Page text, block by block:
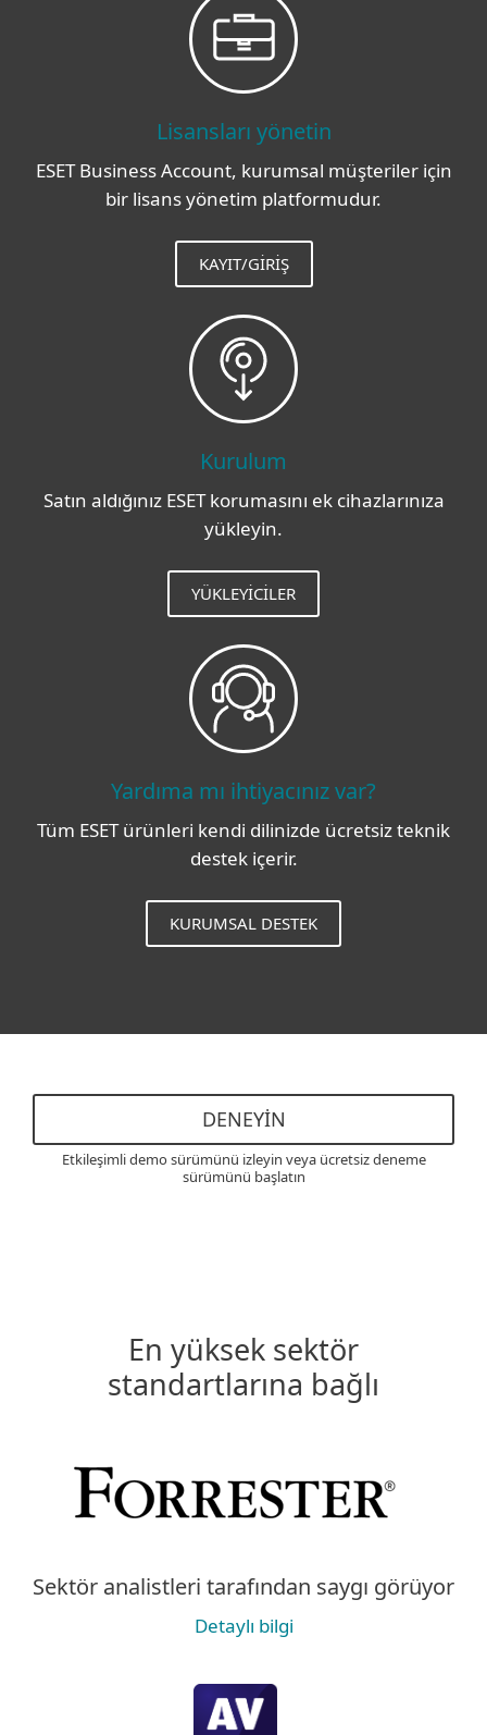
Lisansları yönetin
ESET Business Account, kurumsal müşteriler için
bir lisans yönetim platformudur.
KAYIT/GIRIŞ
Kurulum
Satın aldığınız ESET korumasını ek cihazlarınıza
yükleyin.
YÜKLEYICILER
Yardıma mı ihtiyacınız var?
Tüm ESET ürünleri kendi dilinizde ücretsiz teknik
destek içerir.
KURUMSAL DESTEK
DENEYIN
Etkileşimli demo sürümünü izleyin veya ücretsiz deneme
sürümünü başlatın
En yüksek sektör
standartlarına bağlı
Sektör analistleri tarafından saygı görüyor
Detaylı bilgi